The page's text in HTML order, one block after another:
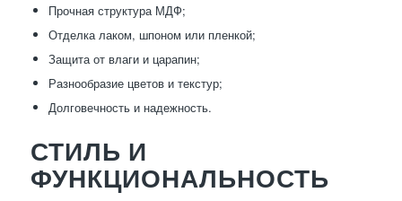
Прочная структура МДФ;
Отделка лаком, шпоном или пленкой;
Защита от влаги и царапин;
Разнообразие цветов и текстур;
Долговечность и надежность.
СТИЛЬ И
ФУНКЦИОНАЛЬНОСТЬ